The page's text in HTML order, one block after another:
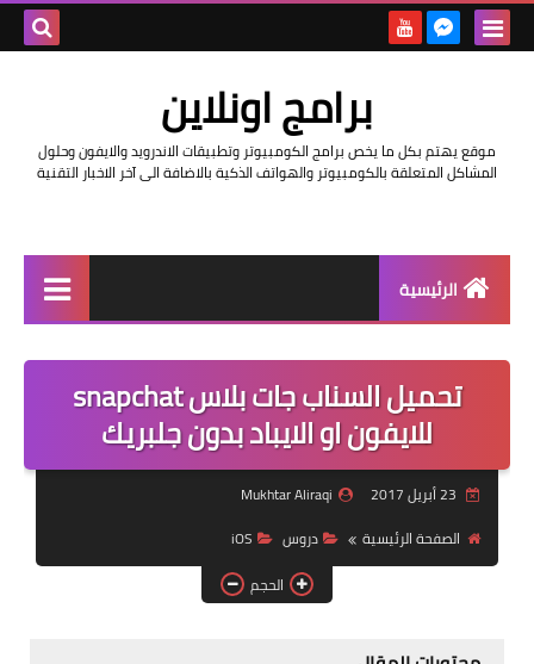
برامج اونلاين
موقع يهتم بكل ما يخص برامج الكومبيوتر وتطبيقات الاندرويد والايفون وحلول
المشاكل المتعلقة بالكومبيوتر والهواتف الذكية بالاضافة الى آخر الاخبار التقنية
الرئيسية
مراجعات
حماية
اندرويد
آيفون
ويندوز
تحميل السناب جات بلاس snapchat
للايفون او الايباد بدون جلبريك
Mukhtar Aliraqi
الصفحة الرئيسية
دروس
iOS
الحجم